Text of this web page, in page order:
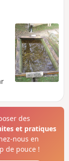
des
et pratiques
nous en
de pouce !